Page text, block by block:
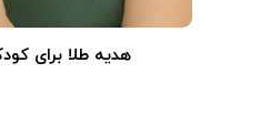
هدیه طلا برای